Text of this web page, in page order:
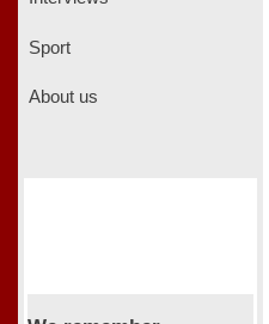
Sport
About us